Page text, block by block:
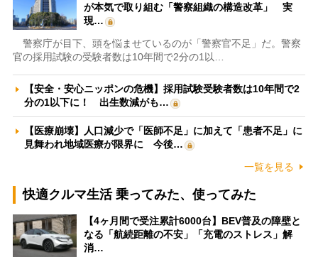
が本気で取り組む「警察組織の構造改革」 実
現…
警察庁が目下、頭を悩ませているのが「警察官不足」だ。警察
官の採用試験の受験者数は10年間で2分の1以…
【安全・安心ニッポンの危機】採用試験受験者数は10年間で2
分の1以下に！ 出生数減がも…
【医療崩壊】人口減少で「医師不足」に加えて「患者不足」に
見舞われ地域医療が限界に 今後…
一覧を見る
快適クルマ生活 乗ってみた、使ってみた
【4ヶ月間で受注累計6000台】BEV普及の障壁と
なる「航続距離の不安」「充電のストレス」解
消…